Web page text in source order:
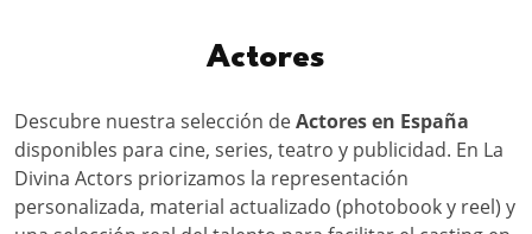
Actores
Descubre nuestra selección deActores en España
disponibles para cine, series, teatro y publicidad. En La
Divina Actors priorizamos la representación
personalizada, material actualizado (photobook y reel) y